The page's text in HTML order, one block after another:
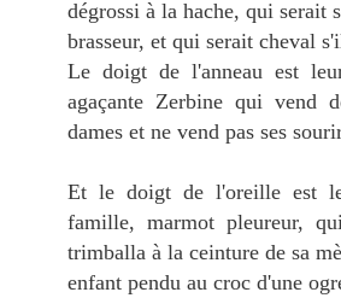
dégrossi à la hache, qui serait
brasseur, et qui serait cheval
Le doigt de l'anneau est
agaçante Zerbine qui vend
dames et ne vend pas ses
Et le doigt de l'oreille est
famille, marmot pleureur,
trimballa à la ceinture de sa
enfant pendu au croc d'une